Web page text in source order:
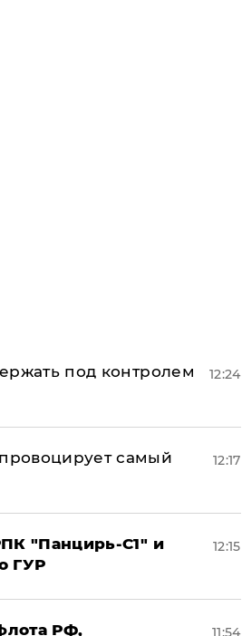
под контролем
12:24
самый
12:17
"Панцирь-С1" и
ГУР
12:15
РФ,
11:54